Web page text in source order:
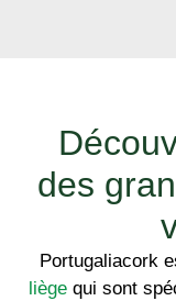
des
Portugaliacork
liège qui sont